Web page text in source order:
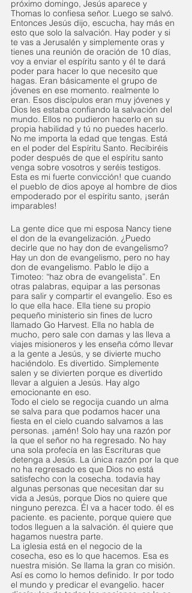
próximo domingo, Jesús aparece y
Thomas lo confiesa señor. Luego se salvó.
Entonces Jesús dijo, escucha, hay más en
esto que solo la salvación. Hay poder y si
te vas a Jerusalén y simplemente oras y
tienes una reunión de oración de 10 días,
voy a enviar el espíritu santo y él te dará
poder para hacer lo que necesito que
hagas. Eran básicamente el grupo de
jóvenes en ese momento. realmente lo
eran. Esos discípulos eran muy jóvenes y
Dios les estaba confiando la salvación del
mundo. Ellos no pudieron hacerlo en su
propia habilidad y tú no puedes hacerlo.
No me importa la edad que tengas. Está
en el poder del Espíritu Santo. Recibiréis
poder después de que el espíritu santo
venga sobre vosotros y seréis testigos.
Esta es mi fuerte convicción! que cuando
el pueblo de dios apoye al hombre de dios
empoderado por el espíritu santo, ¡serán
imparables!
La gente dice que mi esposa Nancy tiene
el don de la evangelización. ¿Puedo
decirle que no hay don de evangelismo?
Hay un don de evangelismo, pero no hay
don de evangelismo. Pablo le dijo a
Timoteo: “haz obra de evangelista”. En
otras palabras, equipar a las personas
para salir y compartir el evangelio. Eso es
lo que ella hace. Ella tiene su propio
pequeño ministerio sin fines de lucro
llamado Go Harvest. Ella no habla de
mucho, pero sale con damas y las lleva a
viajes misioneros y les enseña cómo llevar
a la gente a Jesús, y se divierte mucho
haciéndolo. Es divertido. Simplemente
salen y se divierten porque es divertido
llevar a alguien a Jesús. Hay algo
emocionante en eso.
Todo el cielo se regocija cuando un alma
se salva para que podamos hacer una
fiesta en el cielo cuando salvamos a las
personas. ¡amén! Solo hay una razón por
la que el señor no ha regresado. No hay
una sola profecía en las Escrituras que
detenga a Jesús. La única razón por la que
no ha regresado es que Dios no está
satisfecho con la cosecha. todavía hay
algunas personas que necesitan dar su
vida a Jesús, porque Dios no quiere que
ninguno perezca. Él va a hacer todo. él es
paciente. es paciente, porque quiere que
todos lleguen a la salvación. él quiere que
hagamos nuestra parte.
La iglesia está en el negocio de la
cosecha, eso es lo que hacemos. Esa es
nuestra misión. Se llama la gran co misión.
Así es como lo hemos definido. Ir por todo
el mundo y predicar el evangelio. hacer